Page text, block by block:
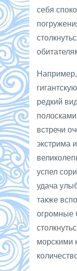
себя
редкий
встречи
экстрима
успел
удача
также
огромные
морскими